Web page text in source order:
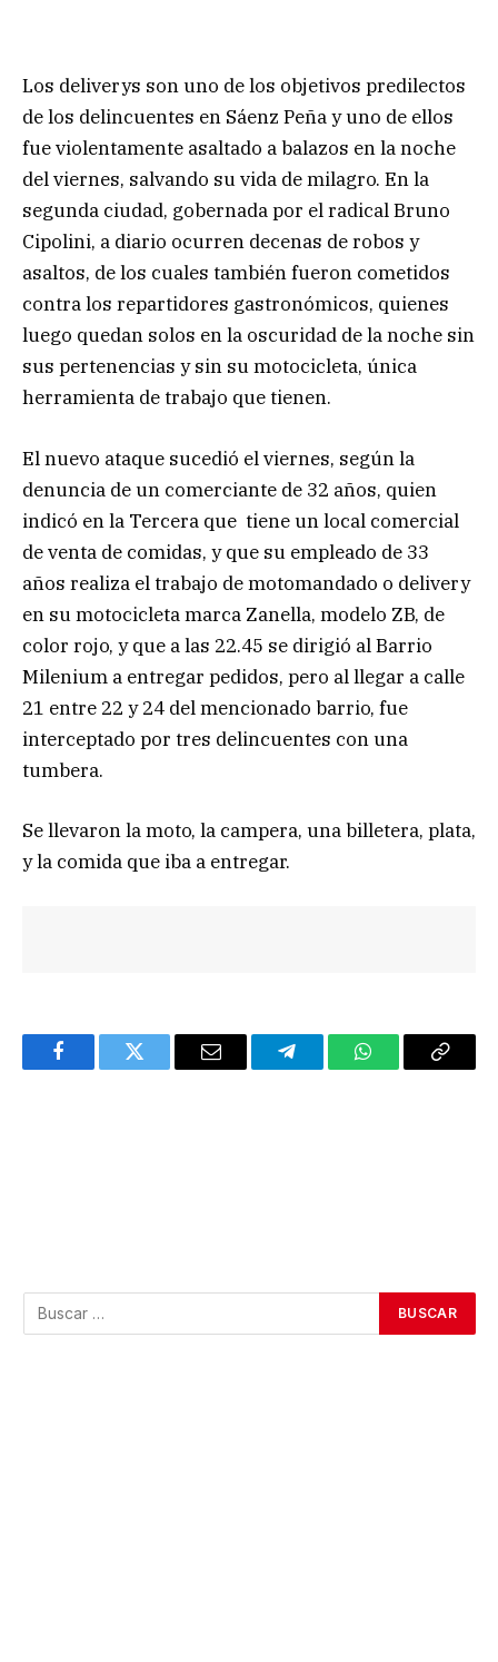
Los deliverys son uno de los objetivos predilectos
de los delincuentes en Sáenz Peña y uno de ellos
fue violentamente asaltado a balazos en la noche
del viernes, salvando su vida de milagro. En la
segunda ciudad, gobernada por el radical Bruno
Cipolini, a diario ocurren decenas de robos y
asaltos, de los cuales también fueron cometidos
contra los repartidores gastronómicos, quienes
luego quedan solos en la oscuridad de la noche sin
sus pertenencias y sin su motocicleta, única
herramienta de trabajo que tienen.
El nuevo ataque sucedió el viernes, según la
denuncia de un comerciante de 32 años, quien
indicó en la Tercera que tiene un local comercial
de venta de comidas, y que su empleado de 33
años realiza el trabajo de motomandado o delivery
en su motocicleta marca Zanella, modelo ZB, de
color rojo, y que a las 22.45 se dirigió al Barrio
Milenium a entregar pedidos, pero al llegar a calle
21 entre 22 y 24 del mencionado barrio, fue
interceptado por tres delincuentes con una
tumbera.
Se llevaron la moto, la campera, una billetera, plata,
y la comida que iba a entregar.
FacebookTwitter Email TelegramWhatsAppCopy